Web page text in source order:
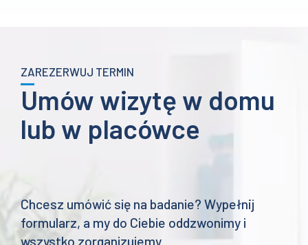
ZAREZERWUJ TERMIN
Umów wizytę w domu
lub w placówce
Chcesz umówić się na badanie? Wypełnij
formularz, a my do Ciebie oddzwonimy i
wszystko zorganizujemy.